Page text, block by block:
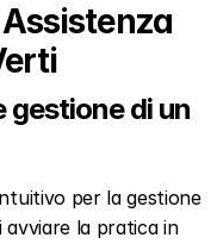
gestione di un
avviare la pratica in